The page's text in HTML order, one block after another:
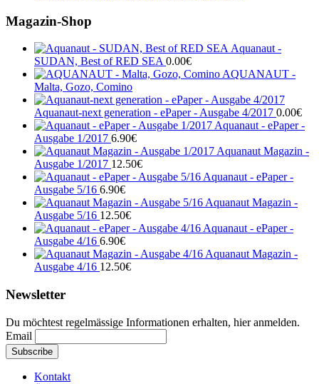
Magazin-Shop
Aquanaut -
SUDAN, Best of RED SEA 0.00€
AQUANAUT -
Malta, Gozo, Comino
Aquanaut-next generation - ePaper - Ausgabe 4/2017 0.00€
Aquanaut - ePaper -
Ausgabe 1/2017 6.90€
Aquanaut Magazin -
Ausgabe 1/2017 12.50€
Aquanaut - ePaper -
Ausgabe 5/16 6.90€
Aquanaut Magazin -
Ausgabe 5/16 12.50€
Aquanaut - ePaper -
Ausgabe 4/16 6.90€
Aquanaut Magazin -
Ausgabe 4/16 12.50€
Newsletter
Du möchtest regelmässige Informationen erhalten, hier anmelden.
Email
Kontakt